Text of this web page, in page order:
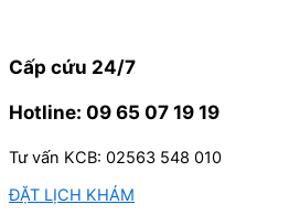
nội
Cấp cứu 24/7
Hotline: 09 65 07 19 19
Tư vấn KCB: 02563 548 010
ĐẶT LỊCH KHÁM